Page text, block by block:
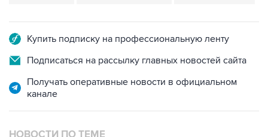
Купить подписку на профессиональную ленту
Подписаться на рассылку главных новостей сайта
Получать оперативные новости в официальном
канале
НОВОСТИ ПО ТЕМЕ